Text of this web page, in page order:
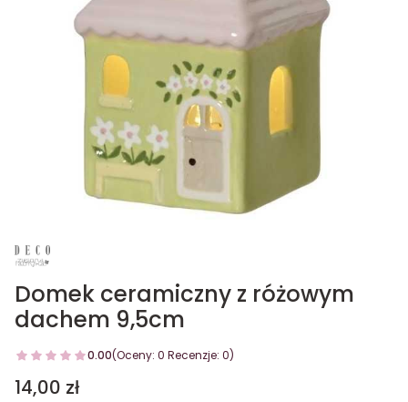
Domek ceramiczny z różowym
dachem 9,5cm
0.00(Oceny: 0 Recenzje: 0)
Cena
14,00 zł